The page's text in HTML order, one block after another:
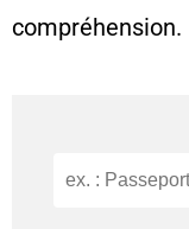
compréhension.